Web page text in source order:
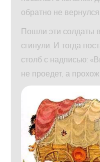
обратно не
Пошли эти солдаты
сгинули. И тогда
столб с надписью:
не проедет, а